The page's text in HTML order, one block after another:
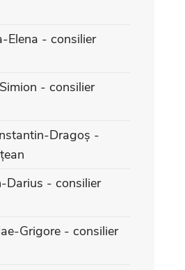
Elena - consilier
- consilier
Dragoș -
Darius - consilier
Grigore - consilier